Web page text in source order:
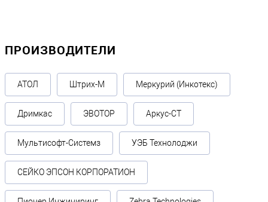
ПРОИЗВОДИТЕЛИ
АТОЛ Штрих-М Меркурий (Инкотекс)
Дримкас ЭВОТОР Аркус-СТ
Мультисофт-Системз УЭБ Технолоджи
СЕЙКО ЭПСОН КОРПОРАТИОН